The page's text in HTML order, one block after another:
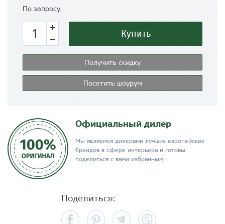
По запросу.
Купить
Получить скидку
Посетить шоурум
Официальный дилер
Мы являемся дилерами лучших европейских
брендов в сфере интерьера и готовы
поделиться с вами избранным.
Поделиться:
FacebookPinterest Telegram